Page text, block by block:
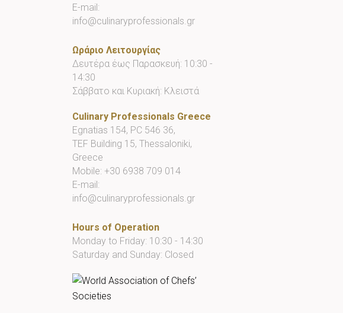
E-mail:
info@culinaryprofessionals.gr
Ωράριο Λειτουργίας
Δευτέρα έως Παρασκευή: 10:30 -
14:30
Σάββατο και Κυριακή: Κλειστά
Culinary Professionals Greece
Egnatias 154, PC 546 36,
TEF Building 15, Thessaloniki,
Greece
Mobile: +30 6938 709 014
E-mail:
info@culinaryprofessionals.gr
Hours of Operation
Monday to Friday: 10:30 - 14:30
Saturday and Sunday: Closed